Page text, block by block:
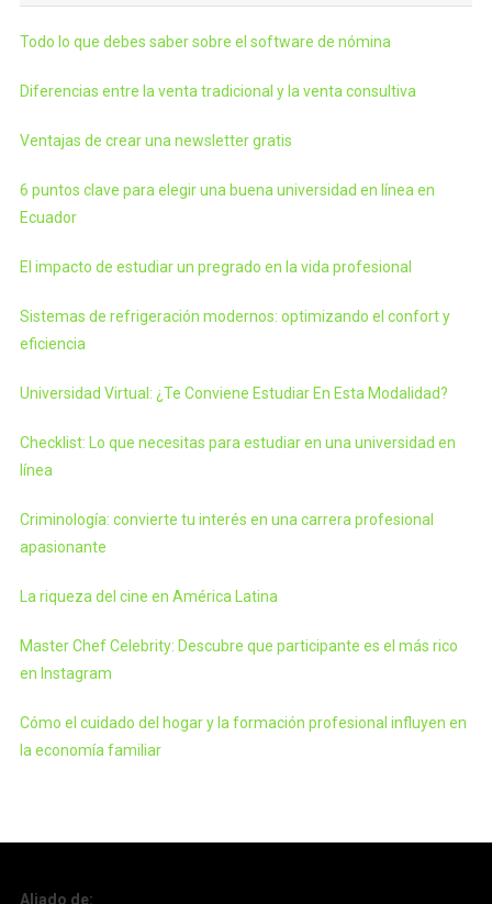
Todo lo que debes saber sobre el software de nómina
Diferencias entre la venta tradicional y la venta consultiva
Ventajas de crear una newsletter gratis
6 puntos clave para elegir una buena universidad en línea en
Ecuador
El impacto de estudiar un pregrado en la vida profesional
Sistemas de refrigeración modernos: optimizando el confort y
eficiencia
Universidad Virtual: ¿Te Conviene Estudiar En Esta Modalidad?
Checklist: Lo que necesitas para estudiar en una universidad en
línea
Criminología: convierte tu interés en una carrera profesional
apasionante
La riqueza del cine en América Latina
Master Chef Celebrity: Descubre que participante es el más rico
en Instagram
Cómo el cuidado del hogar y la formación profesional influyen en
la economía familiar
Aliado de: